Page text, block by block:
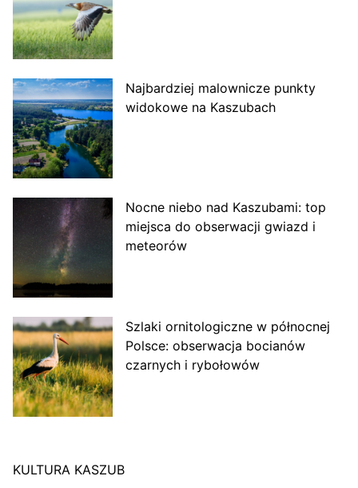
Najbardziej malownicze punkty
widokowe na Kaszubach
Nocne niebo nad Kaszubami: top
miejsca do obserwacji gwiazd i
meteorów
Szlaki ornitologiczne w północnej
Polsce: obserwacja bocianów
czarnych i rybołowów
KULTURA KASZUB